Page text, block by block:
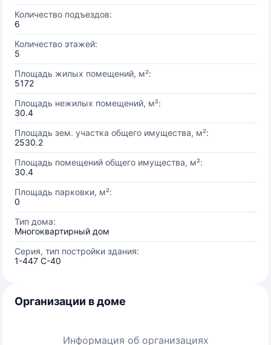
Количество подъездов:
6
Количество этажей:
5
Площадь жилых помещений, м²:
5172
Площадь нежилых помещений, м²:
30.4
Площадь зем. участка общего имущества, м²:
2530.2
Площадь помещений общего имущества, м²:
30.4
Площадь парковки, м²:
0
Тип дома:
Многоквартирный дом
Серия, тип постройки здания:
1-447 С-40
Организации в доме
Информация об организациях